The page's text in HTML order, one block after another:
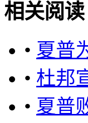
相关阅读
• 夏普
• 杜邦
• 夏普